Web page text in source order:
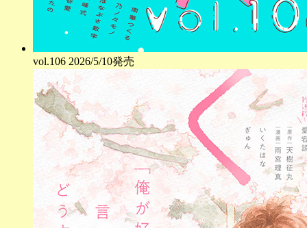
vol.106 2026/5/10発売